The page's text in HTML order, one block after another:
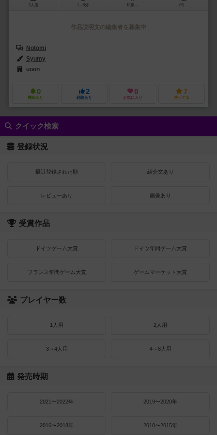
2人用 1～5分 10歳～ 0件
作品説明文の編集者を募集中
Notomi
Syumy
uoon
0
興味あり
2
経験あり
0
お気に入り
7
持ってる
クイック検索
登録状況
最近登録された順 紹介文あり
レビューあり 画像あり
受賞作品
ドイツゲーム大賞 ドイツ年間ゲーム大賞
フランス年間ゲーム大賞 ゲームマーケット大賞
プレイヤー数
1人用 2人用
3～4人用 4～8人用
発売時期
2021〜2022年 2019〜2020年
2016〜2018年 2010〜2015年